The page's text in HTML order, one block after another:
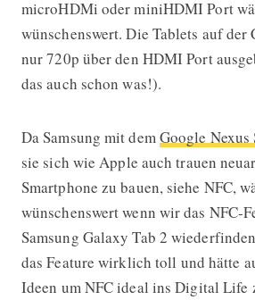
microHDMi oder miniHDMI Port
wünschenswert. Die Tablets auf der
nur 720p über den HDMI Port
das auch schon was!).
Da Samsung mit dem Google Nexus
sie sich wie Apple auch trauen
Smartphone zu bauen, siehe NFC,
wünschenswert wenn wir das NFC-
Samsung Galaxy Tab 2
das Feature wirklich toll und hätte
Ideen um NFC ideal ins Digital Life